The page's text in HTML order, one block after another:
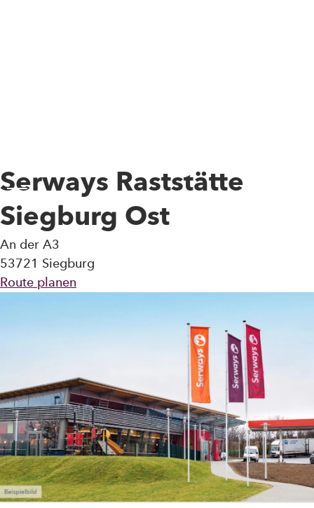
Toggle Menu
Serways Raststätte
Siegburg Ost
An der A3
53721 Siegburg
Route planen